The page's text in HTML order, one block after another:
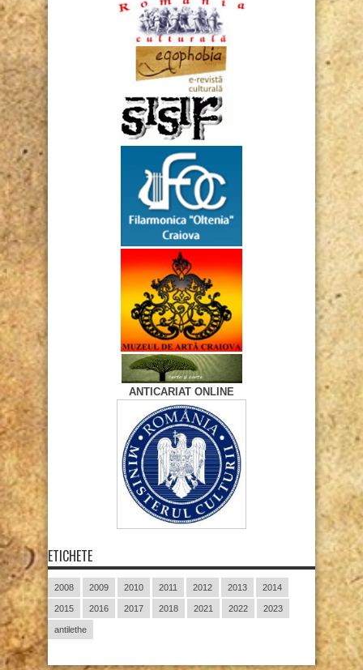
ANTICARIAT ONLINE
ETICHETE
2008 2009 2010 2011 2012 2013 2014
2015 2016 2017 2018 2021 2022 2023
antilethe